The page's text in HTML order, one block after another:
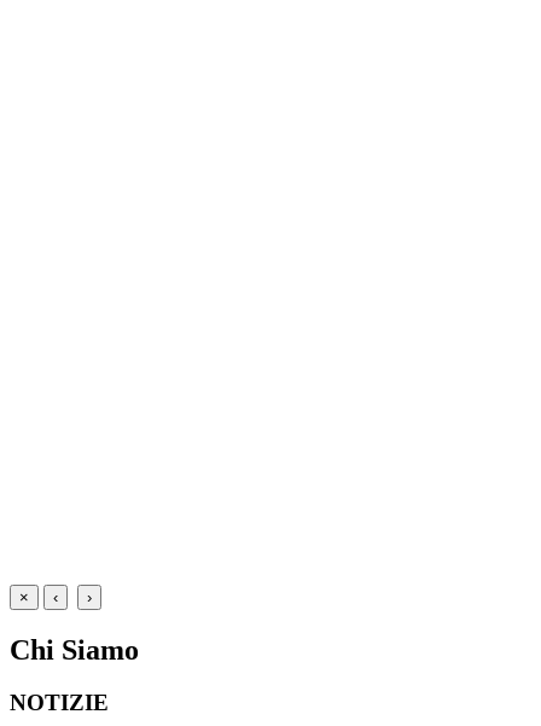
× ‹ ›
Chi Siamo
NOTIZIE